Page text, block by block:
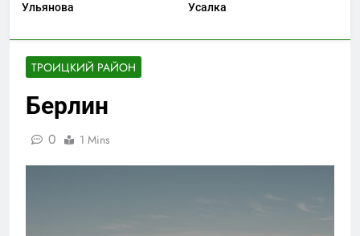
ТРОИЦКИЙ РАЙОН
Берлин
0 1 Mins
Ульянова Усалка